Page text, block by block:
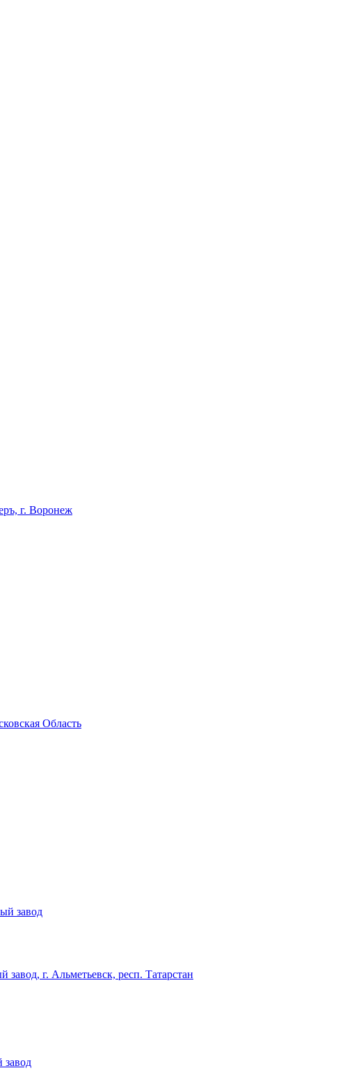
г. Воронеж
Область
завод
г. Альметьевск, респ. Татарстан
завод